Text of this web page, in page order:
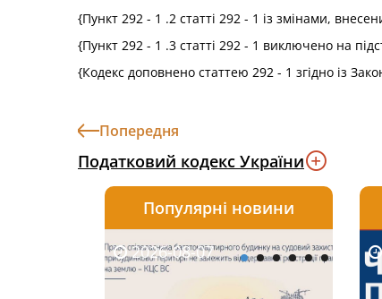
{Пункт 292 - 1 .2 статті 292 - 1 із змінами,
{Пункт 292 - 1 .3 статті 292 - 1 виключено на
{Кодекс доповнено статтею 292 - 1 згідно із
Попередня
Податковий кодекс України
Популярні новини
2026-08-07
2026-08-03